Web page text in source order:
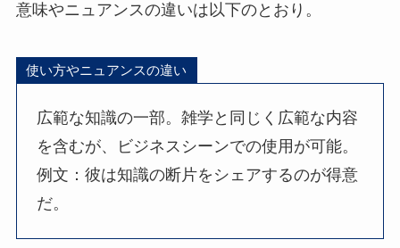
意味やニュアンスの違いは以下のとおり。
使い方やニュアンスの違い
広範な知識の一部。雑学と同じく広範な内容
を含むが、ビジネスシーンでの使用が可能。
例文：彼は知識の断片をシェアするのが得意
だ。